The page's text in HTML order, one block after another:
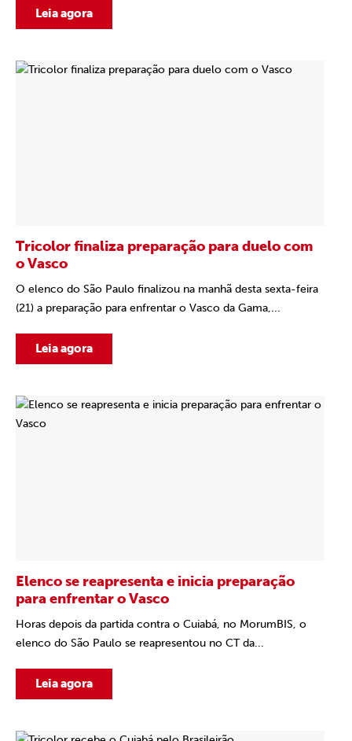
Leia agora
Tricolor finaliza preparação para duelo com
o Vasco
O elenco do São Paulo finalizou na manhã desta sexta-feira
(21) a preparação para enfrentar o Vasco da Gama,...
Leia agora
Elenco se reapresenta e inicia preparação
para enfrentar o Vasco
Horas depois da partida contra o Cuiabá, no MorumBIS, o
elenco do São Paulo se reapresentou no CT da...
Leia agora